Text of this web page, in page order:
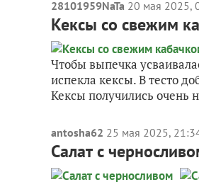
28101959NaTa 20 мая 2025,
Кексы со свежим
Чтобы выпечка
испекла кексы. В тесто
Кексы получились
antosha62 25 мая 2025,
Салат с